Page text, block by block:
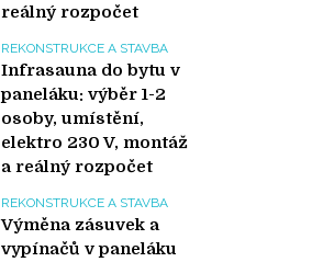
reálný rozpočet
REKONSTRUKCE A STAVBA
Infrasauna do bytu v
paneláku: výběr 1-2
osoby, umístění,
elektro 230 V, montáž
a reálný rozpočet
REKONSTRUKCE A STAVBA
Výměna zásuvek a
vypínačů v paneláku